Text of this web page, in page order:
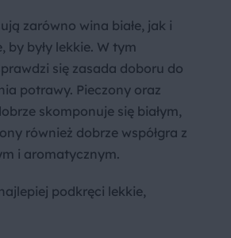
zarówno wina białe, jak i
by były lekkie. W tym
się zasada doboru do
potrawy. Pieczony oraz
skomponuje się białym,
również dobrze współgra z
i aromatycznym.
podkręci lekkie,